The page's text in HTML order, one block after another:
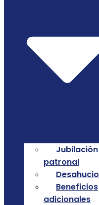
Jubilación
patronal
Desahucio
Beneficios
adicionales